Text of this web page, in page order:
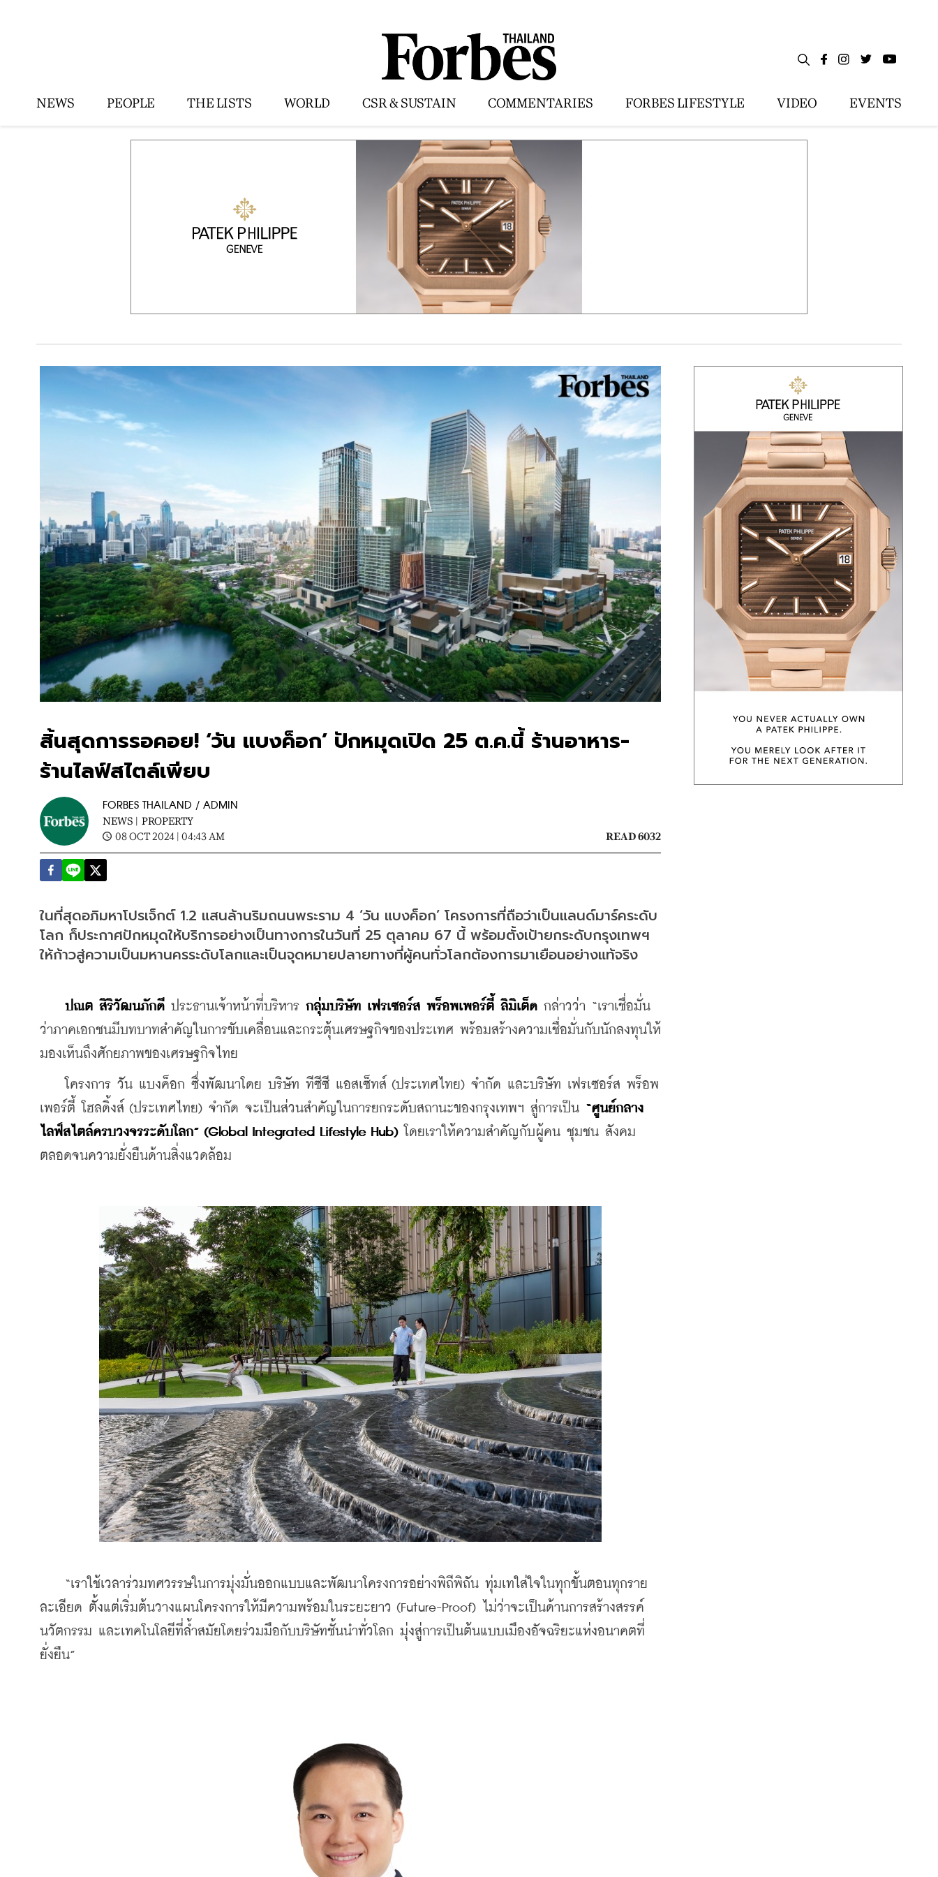
NEWS PEOPLE THE LISTS WORLD CSR & SUSTAIN COMMENTARIES FORBES LIFESTYLE VIDEO EVENTS
สิ้นสุดการรอคอย! ‘วัน แบงค็อก’ ปักหมุดเปิด 25 ต.ค.นี้ ร้านอาหาร-
ร้านไลฟ์สไตล์เพียบ
FORBES THAILAND / ADMIN
NEWS | PROPERTY
08 OCT 2024 | 04:43 AM
READ 6032
ในที่สุดอภิมหาโปรเจ็กต์ 1.2 แสนล้านริมถนนพระราม 4 ‘วัน แบงค็อก’ โครงการที่ถือว่าเป็นแลนด์มาร์คระดับ
โลก ก็ประกาศปักหมุดให้บริการอย่างเป็นทางการในวันที่ 25 ตุลาคม 67 นี้ พร้อมตั้งเป้ายกระดับกรุงเทพฯ
ให้ก้าวสู่ความเป็นมหานครระดับโลกและเป็นจุดหมายปลายทางที่ผู้คนทั่วโลกต้องการมาเยือนอย่างแท้จริง
ปณต สิริวัฒนภักดี ประธานเจ้าหน้าที่บริหาร กลุ่มบริษัท เฟรเซอร์ส พร็อพเพอร์ตี้ ลิมิเต็ด กล่าวว่า “เราเชื่อมั่น
ว่าภาคเอกชนมีบทบาทสำคัญในการขับเคลื่อนและกระตุ้นเศรษฐกิจของประเทศ พร้อมสร้างความเชื่อมั่นกับนักลงทุนให้
มองเห็นถึงศักยภาพของเศรษฐกิจไทย
โครงการ วัน แบงค็อก ซึ่งพัฒนาโดย บริษัท ทีซีซี แอสเซ็ทส์ (ประเทศไทย) จำกัด และบริษัท เฟรเซอร์ส พร็อพ
เพอร์ตี้ โฮลดิ้งส์ (ประเทศไทย) จำกัด จะเป็นส่วนสำคัญในการยกระดับสถานะของกรุงเทพฯ สู่การเป็น “ศูนย์กลาง
ไลฟ์สไตล์ครบวงจรระดับโลก” (Global Integrated Lifestyle Hub) โดยเราให้ความสำคัญกับผู้คน ชุมชน สังคม
ตลอดจนความยั่งยืนด้านสิ่งแวดล้อม
“เราใช้เวลาร่วมทศวรรษในการมุ่งมั่นออกแบบและพัฒนาโครงการอย่างพิถีพิถัน ทุ่มเทใส่ใจในทุกขั้นตอนทุกราย
ละเอียด ตั้งแต่เริ่มต้นวางแผนโครงการให้มีความพร้อมในระยะยาว (Future-Proof) ไม่ว่าจะเป็นด้านการสร้างสรรค์
นวัตกรรม และเทคโนโลยีที่ล้ำสมัยโดยร่วมมือกับบริษัทชั้นนำทั่วโลก มุ่งสู่การเป็นต้นแบบเมืองอัจฉริยะแห่งอนาคตที่
ยั่งยืน”